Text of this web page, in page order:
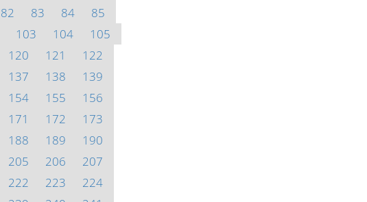
82 83 84
85
103 104
105
120 121
122
137 138
139
154 155
156
171 172
173
188 189
190
205 206
207
222 223
224